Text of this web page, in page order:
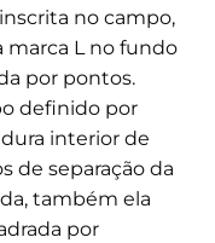
no campo,
marca L no fundo
por pontos.
definido por
interior de
de separação da
também ela
por